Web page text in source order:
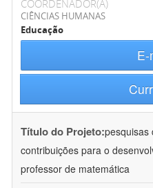
COORDENADOR(A)
CIÊNCIAS HUMANAS
Educação
E-
Título do Projeto:pesquisas
contribuições para o
professor de matemática